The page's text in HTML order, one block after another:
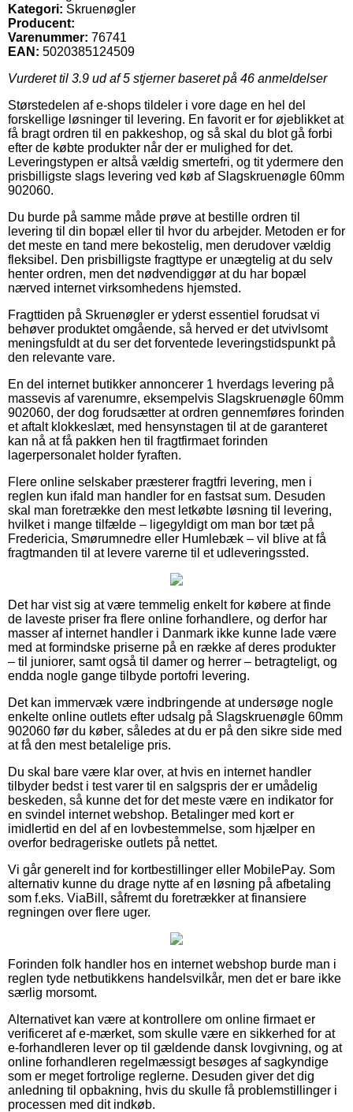
Kategori: Skruenøgler
Producent:
Varenummer: 76741
EAN: 5020385124509
Vurderet til 3.9 ud af 5 stjerner baseret på 46 anmeldelser
Størstedelen af e-shops tildeler i vore dage en hel del
forskellige løsninger til levering. En favorit er for øjeblikket at
få bragt ordren til en pakkeshop, og så skal du blot gå forbi
efter de købte produkter når der er mulighed for det.
Leveringstypen er altså vældig smertefri, og tit ydermere den
prisbilligste slags levering ved køb af Slagskruenøgle 60mm
902060.
Du burde på samme måde prøve at bestille ordren til
levering til din bopæl eller til hvor du arbejder. Metoden er for
det meste en tand mere bekostelig, men derudover vældig
fleksibel. Den prisbilligste fragttype er unægtelig at du selv
henter ordren, men det nødvendiggør at du har bopæl
nærved internet virksomhedens hjemsted.
Fragttiden på Skruenøgler er yderst essentiel forudsat vi
behøver produktet omgående, så herved er det utvivlsomt
meningsfuldt at du ser det forventede leveringstidspunkt på
den relevante vare.
En del internet butikker annoncerer 1 hverdags levering på
massevis af varenumre, eksempelvis Slagskruenøgle 60mm
902060, der dog forudsætter at ordren gennemføres forinden
et aftalt klokkeslæt, med hensynstagen til at de garanteret
kan nå at få pakken hen til fragtfirmaet forinden
lagerpersonalet holder fyraften.
Flere online selskaber præsterer fragtfri levering, men i
reglen kun ifald man handler for en fastsat sum. Desuden
skal man foretrække den mest letkøbte løsning til levering,
hvilket i mange tilfælde – ligegyldigt om man bor tæt på
Fredericia, Smørumnedre eller Humlebæk – vil blive at få
fragtmanden til at levere varerne til et udleveringssted.
Det har vist sig at være temmelig enkelt for købere at finde
de laveste priser fra flere online forhandlere, og derfor har
masser af internet handler i Danmark ikke kunne lade være
med at formindske priserne på en række af deres produkter
– til juniorer, samt også til damer og herrer – betragteligt, og
endda nogle gange tilbyde portofri levering.
Det kan immervæk være indbringende at undersøge nogle
enkelte online outlets efter udsalg på Slagskruenøgle 60mm
902060 før du køber, således at du er på den sikre side med
at få den mest betalelige pris.
Du skal bare være klar over, at hvis en internet handler
tilbyder bedst i test varer til en salgspris der er umådelig
beskeden, så kunne det for det meste være en indikator for
en svindel internet webshop. Betalinger med kort er
imidlertid en del af en lovbestemmelse, som hjælper en
overfor bedrageriske outlets på nettet.
Vi går generelt ind for kortbestillinger eller MobilePay. Som
alternativ kunne du drage nytte af en løsning på afbetaling
som f.eks. ViaBill, såfremt du foretrækker at finansiere
regningen over flere uger.
Forinden folk handler hos en internet webshop burde man i
reglen tyde netbutikkens handelsvilkår, men det er bare ikke
særlig morsomt.
Alternativet kan være at kontrollere om online firmaet er
verificeret af e-mærket, som skulle være en sikkerhed for at
e-forhandleren lever op til gældende dansk lovgivning, og at
online forhandleren regelmæssigt besøges af sagkyndige
som er meget fortrolige reglerne. Desuden giver det dig
anledning til opbakning, hvis du skulle få problemstillinger i
processen med dit indkøb.